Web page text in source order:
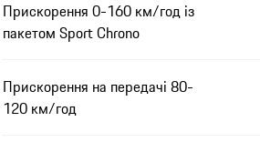
Прискорення 0-160 км/год із
пакетом Sport Chrono
Прискорення на передачі 80-
120 км/год